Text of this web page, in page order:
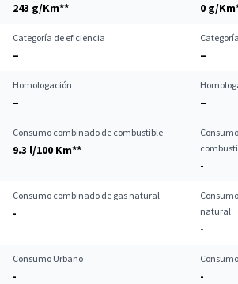
243 g/Km** 0 g/
Categoría de eficiencia
– –
Homologación
– –
Consumo combinado de combustible
9.3 l/100 Km**
-
Consumo combinado de gas natural
-
natural
-
Consumo Urbano
- -